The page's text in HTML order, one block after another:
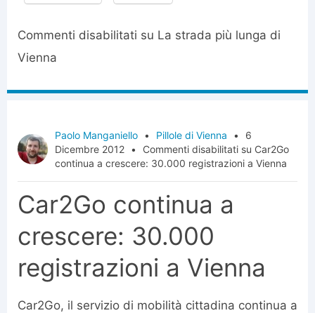
Commenti disabilitati su La strada più lunga di
Vienna
Paolo Manganiello • Pillole di Vienna •
6
Dicembre 2012 • Commenti disabilitati su Car2Go
continua a crescere: 30.000 registrazioni a Vienna
Car2Go continua a
crescere: 30.000
registrazioni a Vienna
Car2Go, il servizio di mobilità cittadina continua a